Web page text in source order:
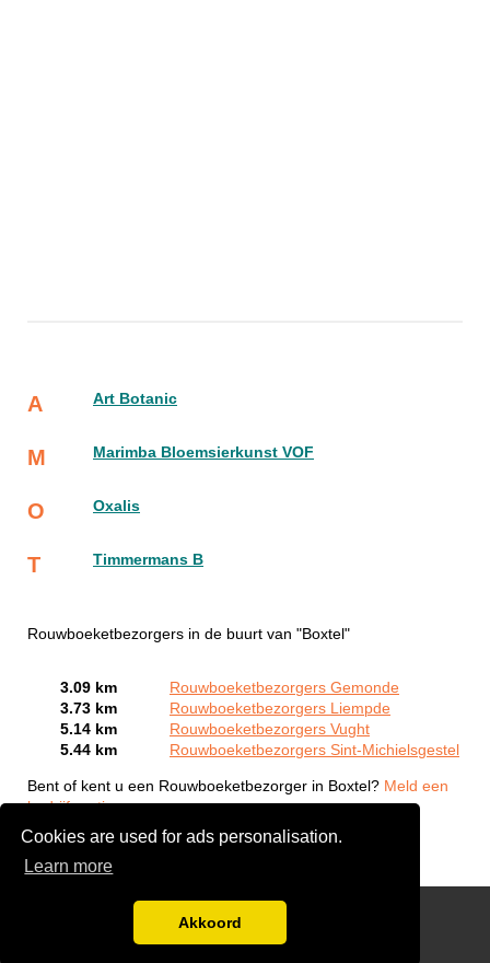
Cookies are used for ads personalisation.
Learn more
Akkoord
A Art Botanic
M Marimba Bloemsierkunst VOF
O Oxalis
T Timmermans B
Rouwboeketbezorgers in de buurt van "Boxtel"
3.09 km
Rouwboeketbezorgers Gemonde
3.73 km
Rouwboeketbezorgers Liempde
5.14 km
Rouwboeketbezorgers Vught
5.44 km
Rouwboeketbezorgers Sint-Michielsgestel
Bent of kent u een Rouwboeketbezorger in Boxtel? Meld een
bedrijf gratis aan